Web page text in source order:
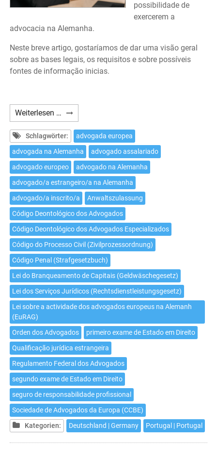
possibilidade de
exercerem a
advocacia na Alemanha.
Neste breve artigo, gostaríamos de dar uma visão geral
sobre as bases legais, os requisitos e sobre possíveis
fontes de informação inicias.
Weiterlesen … Como
exercer
a
advocacia
na
Alemanha
como
advogado/a
estrangeiro/a?
Schlagwörter:
advogada europea
advogada na Alemanha
advogado assalariado
advogado europeo
advogado na Alemanha
advogado/a estrangeiro/a na Alemanha
advogado/a inscrito/a
Anwaltszulassung
Código Deontológico dos Advogados
Código Deontológico dos Advogados Especializados
Código do Processo Civil (Zivilprozessordnung)
Código Penal (Strafgesetzbuch)
Lei do Branqueamento de Capitais (Geldwäschegesetz)
Lei dos Serviços Jurídicos (Rechtsdienstleistungsgesetz)
Lei sobre a actividade dos advogados europeus na Alemanh
(EuRAG)
Orden dos Advogados
primeiro exame de Estado em Direito
Qualificação jurídica estrangeira
Regulamento Federal dos Advogados
segundo exame de Estado em Direito
seguro de responsabilidade profissional
Sociedade de Advogados da Europa (CCBE)
Kategorien:
Deutschland | Germany Portugal | Portugal